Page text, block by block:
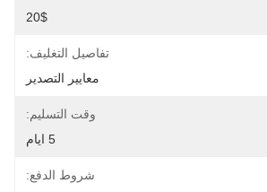
20$
تفاصيل التغليف:
معايير التصدير
وقت التسليم:
5 ايام
شروط الدفع: